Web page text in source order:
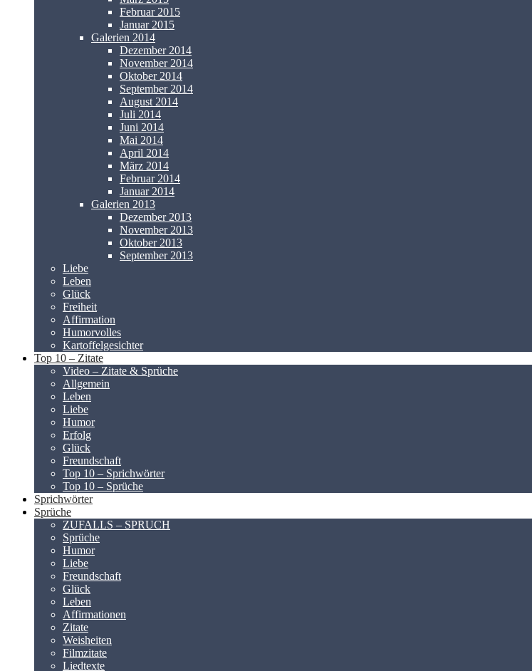
Februar 2015
Januar 2015
Galerien 2014
Dezember 2014
November 2014
Oktober 2014
September 2014
August 2014
Juli 2014
Juni 2014
Mai 2014
April 2014
März 2014
Februar 2014
Januar 2014
Galerien 2013
Dezember 2013
November 2013
Oktober 2013
September 2013
Liebe
Leben
Glück
Freiheit
Affirmation
Humorvolles
Kartoffelgesichter
Top 10 – Zitate
Video – Zitate & Sprüche
Allgemein
Leben
Liebe
Humor
Erfolg
Glück
Freundschaft
Top 10 – Sprichwörter
Top 10 – Sprüche
Sprichwörter
Sprüche
ZUFALLS – SPRUCH
Sprüche
Humor
Liebe
Freundschaft
Glück
Leben
Affirmationen
Zitate
Weisheiten
Filmzitate
Liedtexte